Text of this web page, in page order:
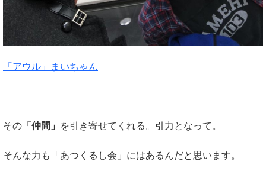
「アウル」まいちゃん
その 「仲間」 を引き寄せてくれる。引力となって。
そんな力も「あつくるし会」にはあるんだと思います。